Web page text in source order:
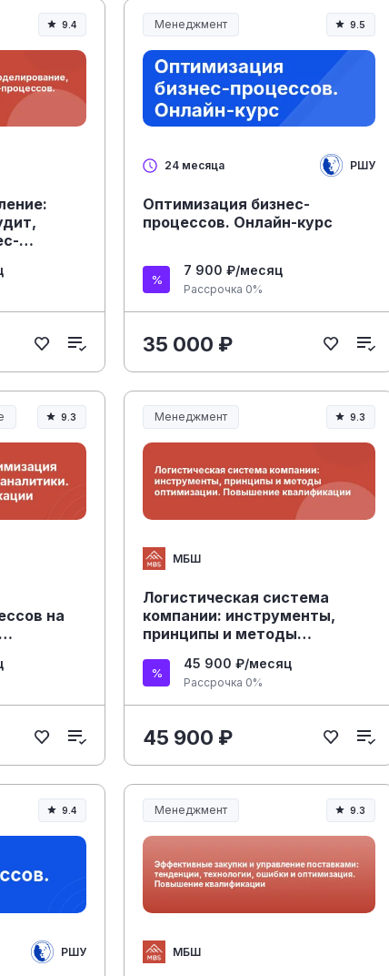
9.4 Менеджмент
Менеджмент и управление
9.5
24 месяца РШУ
Оптимизация бизнес-
процессов. Онлайн-курс
7 900 ₽/месяц
Рассрочка 0%
35 000 ₽
9.3
на
Менеджмент
Менеджмент и управление
9.3
МБШ
Логистическая система
компании: инструменты,
принципы и методы
квалификации
45 900 ₽/месяц
Рассрочка 0%
45 900 ₽
9.4
РШУ
Менеджмент
Менеджмент и управление
9.3
МБШ